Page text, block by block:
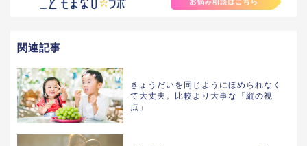
関連記事
きょうだいを同じようにほめられなく
て大丈夫。比較より大事な「縦の視
点」